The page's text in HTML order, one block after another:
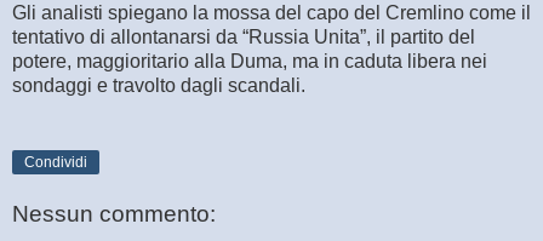
Gli analisti spiegano la mossa del capo del Cremlino come il
tentativo di allontanarsi da “Russia Unita”, il partito del
potere, maggioritario alla Duma, ma in caduta libera nei
sondaggi e travolto dagli scandali.
Condividi
Nessun commento: